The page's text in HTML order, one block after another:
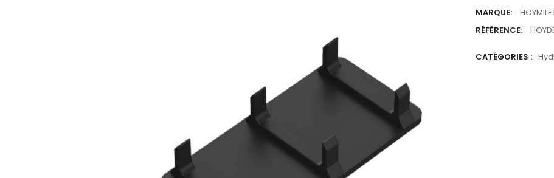
MARQUE:
RÉFÉRENCE:
CATÉGORIES :